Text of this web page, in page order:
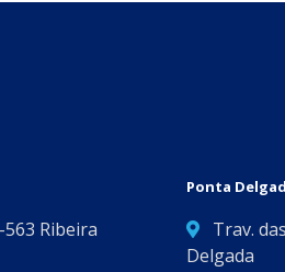
563 Ribeira
Ponta
Trav.
Delgada